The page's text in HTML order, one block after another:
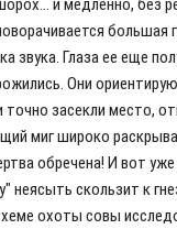
и медленно, без
большая
звука. Глаза ее еще
Они
засекли место,
миг широко
обречена! И вот уже
неясыть скользит к
охоты совы